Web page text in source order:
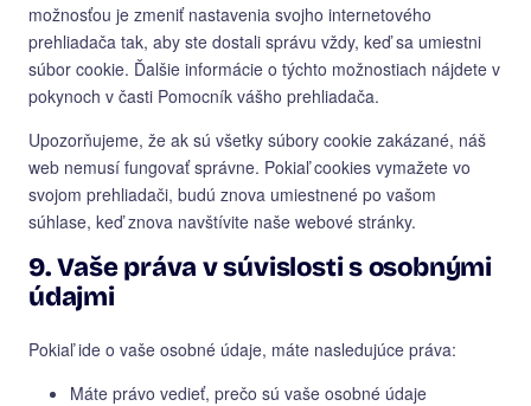
možnosťou je zmeniť nastavenia svojho internetového
prehliadača tak, aby ste dostali správu vždy, keď sa umiestni
súbor cookie. Ďalšie informácie o týchto možnostiach nájdete v
pokynoch v časti Pomocník vášho prehliadača.
Upozorňujeme, že ak sú všetky súbory cookie zakázané, náš
web nemusí fungovať správne. Pokiaľ cookies vymažete vo
svojom prehliadači, budú znova umiestnené po vašom
súhlase, keď znova navštívite naše webové stránky.
9. Vaše práva v súvislosti s osobnými
údajmi
Pokiaľ ide o vaše osobné údaje, máte nasledujúce práva:
Máte právo vedieť, prečo sú vaše osobné údaje